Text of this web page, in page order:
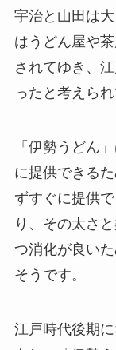
宇治と山田は
はうどん屋や
されてゆき、
ったと考えら
「伊勢うどん
に提供できる
ずすぐに提供
り、その太さ
つ消化が良い
そうです。
江戸時代後期